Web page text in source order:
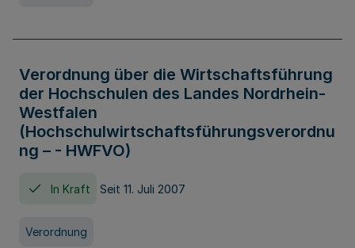
Verordnung über die Wirtschaftsführung
der Hochschulen des Landes Nordrhein-
Westfalen
(Hochschulwirtschaftsführungsverordnu
ng – - HWFVO)
In Kraft Seit 11. Juli 2007
Verordnung